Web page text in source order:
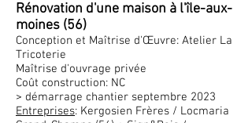
Rénovation d'une maison à l'île-aux-
moines (56)
Conception et Maîtrise d'Œuvre: Atelier La
Tricoterie
Maîtrise d'ouvrage privée
Coût construction: NC
> démarrage chantier septembre 2023
Entreprises: Kergosien Frères / Locmaria